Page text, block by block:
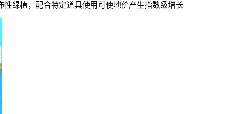
绿植，配合特定道具使用可使地价产生指数级增长